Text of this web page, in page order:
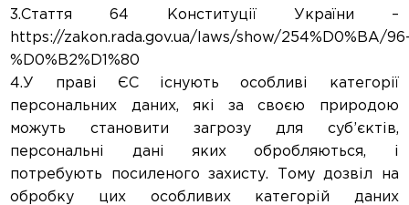
3.Стаття 64 Конституції України –
https://zakon.rada.gov.ua/laws/show/254%D0%BA/
%D0%B2%D1%80
4.У праві ЄС існують особливі категорії
персональних даних, які за своєю природою
можуть становити загрозу для суб’єктів,
персональні дані яких обробляються, і
потребують посиленого захисту. Тому дозвіл на
обробку цих особливих категорій даних